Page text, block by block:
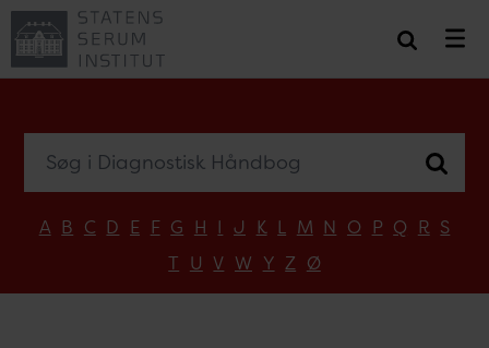
A B C D E F G H I J K L M N O P Q R S
T U V W Y Z Ø